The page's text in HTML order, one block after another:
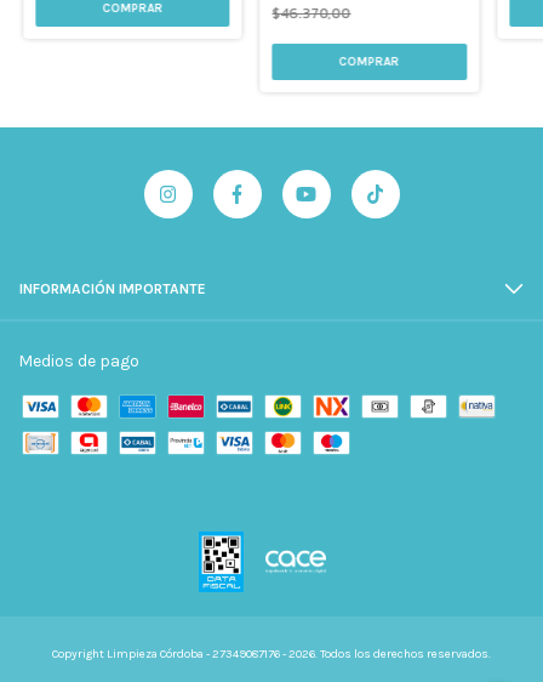
$46.370,00
INFORMACIÓN IMPORTANTE
Medios de pago
Copyright Limpieza Córdoba - 27349087176 - 2026. Todos los derechos reservados.